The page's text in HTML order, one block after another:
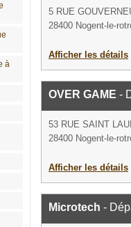
à
5 RUE
28400 Nogent-le-
Afficher les détails
OVER GAME -
53 RUE SAINT
28400 Nogent-le-
Afficher les détails
Microtech -